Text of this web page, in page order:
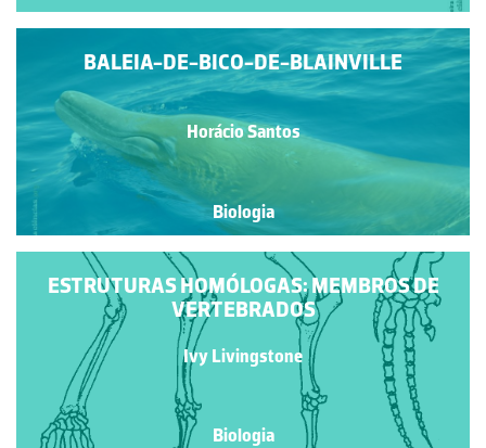
BALEIA-DE-BICO-DE-BLAINVILLE
Horácio Santos
Biologia
ESTRUTURAS HOMÓLOGAS: MEMBROS DE
VERTEBRADOS
Ivy Livingstone
Biologia